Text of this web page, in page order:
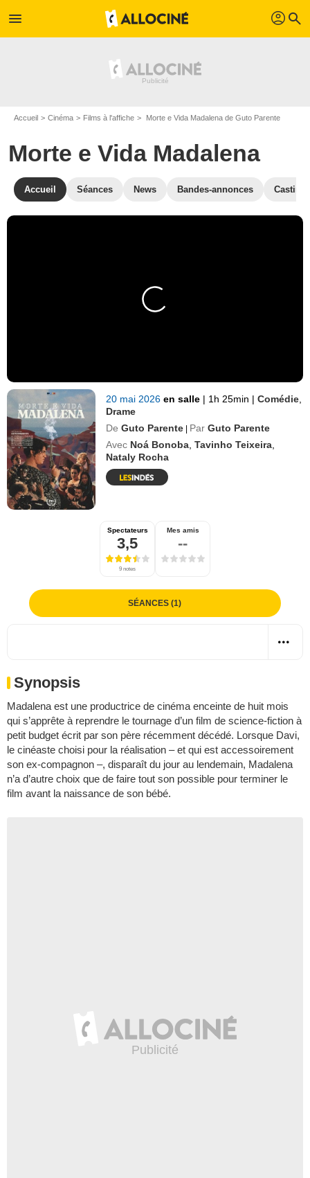
menu profil search
Accueil Cinéma Films à l'affiche Morte e Vida Madalena de Guto Parente
Morte e Vida Madalena
Accueil Séances News Bandes-annonces Casting
20 mai 2026en salle | 1h 25min | Comédie
Drame
De Guto Parente | Par Guto Parente
Avec Noá Bonoba ,Tavinho Teixeira
Nataly Rocha
Spectateurs
3,5
9 notes
Mes amis
--
SÉANCES (1)
Synopsis
Madalena est une productrice de cinéma enceinte de huit mois
qui s’apprête à reprendre le tournage d’un film de science-fiction à
petit budget écrit par son père récemment décédé. Lorsque Davi,
le cinéaste choisi pour la réalisation – et qui est accessoirement
son ex-compagnon –, disparaît du jour au lendemain, Madalena
n’a d’autre choix que de faire tout son possible pour terminer le
film avant la naissance de son bébé.